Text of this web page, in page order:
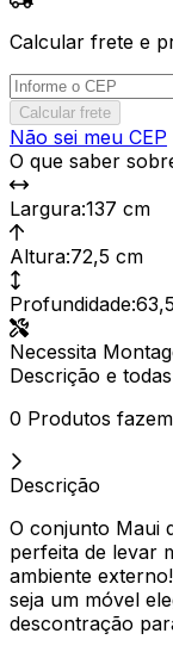
Calcular frete e
Calcular frete
Não sei meu CEP
O que saber
Largura:137 cm
Altura:72,5 cm
Profundidade:
Necessita
Descrição e
0 Produtos
Descrição
O conjunto Maui
perfeita de levar
ambiente
seja um móvel
descontração